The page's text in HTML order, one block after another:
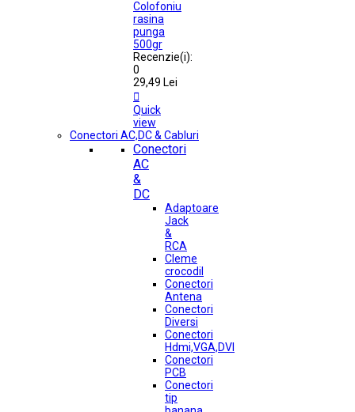
Colofoniu
rasina
punga
500gr
Recenzie(i):
0
29,49 Lei

Quick
view
Conectori AC,DC & Cabluri
Conectori
AC
&
DC
Adaptoare
Jack
&
RCA
Cleme
crocodil
Conectori
Antena
Conectori
Diversi
Conectori
Hdmi,VGA,DVI
Conectori
PCB
Conectori
tip